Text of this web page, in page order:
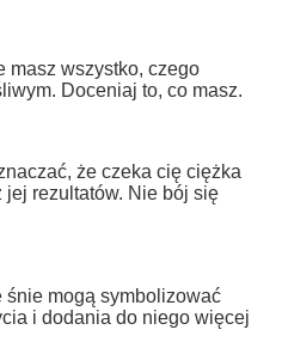
masz wszystko, czego
Doceniaj to, co masz.
że czeka cię ciężka
jej rezultatów. Nie bój się
śnie mogą symbolizować
i dodania do niego więcej